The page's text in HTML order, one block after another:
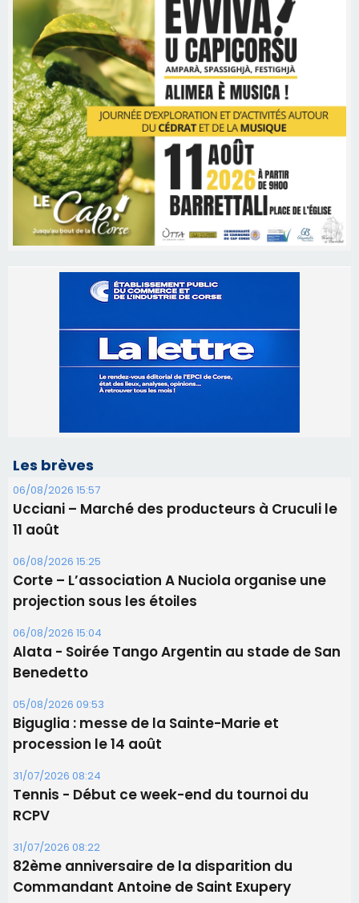
06/08/2026 15:57
Ucciani – Marché des producteurs à Cruculi le
Corte – L’association A Nuciola organise une
projection sous les étoiles
06/08/2026 15:04
Alata - Soirée Tango Argentin au stade de San
Benedetto
05/08/2026 09:53
Biguglia : messe de la Sainte-Marie et
procession le 14 août
31/07/2026 08:24
Tennis - Début ce week-end du tournoi du
RCPV
31/07/2026 08:22
82ème anniversaire de la disparition du
Commandant Antoine de Saint Exupery
Les plus lus
Satine Nomary est la nouvelle Miss Corse 2026
Éclipse du 12 août : la Corse aux premières loges
d'un spectacle qui ne reviendra pas avant 2081